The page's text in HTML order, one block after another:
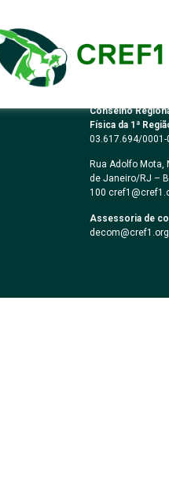
MFORMA
Conselho
Física da 1ª
03.617.694/0001-
Rua Adolfo Mota,
de Janeiro/RJ –
100
Assessoria de